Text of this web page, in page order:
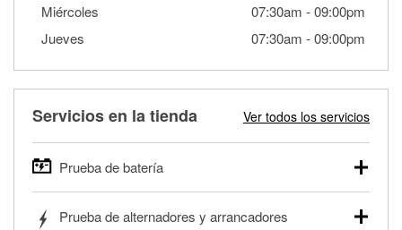
Miércoles
07:30am -09:00pm
Jueves
07:30am -09:00pm
Servicios en la tienda Ver todos los servicios
Prueba de batería
autos, camionetas, SUVs, vehículos comerciales y
Prueba de alternadores y arrancadores